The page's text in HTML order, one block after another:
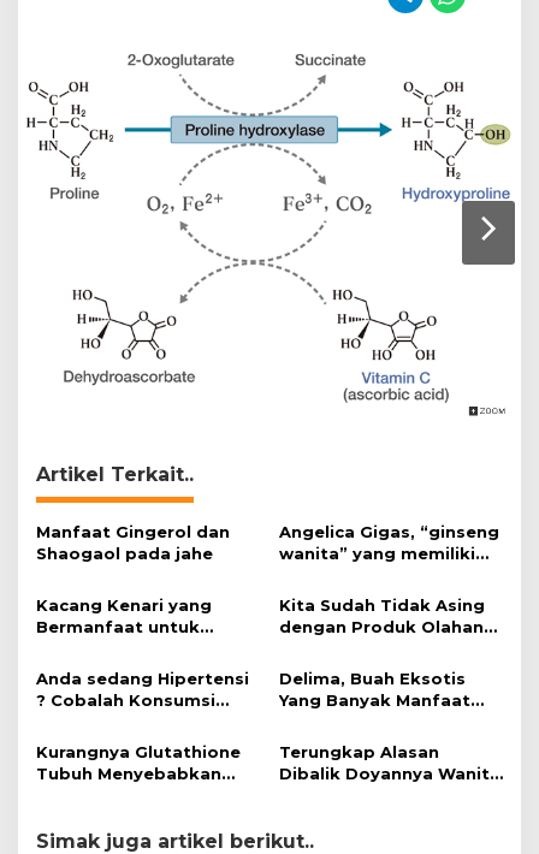
Artikel Terkait..
Manfaat Gingerol dan
Shaogaol pada jahe
Angelica Gigas, “ginseng
wanita” yang memiliki
Kacang Kenari yang
Bermanfaat untuk
untuk Bahan Kue)
Kita Sudah Tidak Asing
dengan Produk Olahan
Tahu Manfaatnya untuk
Kesehatan?
Anda sedang Hipertensi
? Cobalah Konsumsi
Delima, Buah Eksotis
Yang Banyak Manfaat
Kurangnya Glutathione
Tubuh Menyebabkan
Terungkap Alasan
Dibalik Doyannya Wanita
Simak juga artikel berikut..